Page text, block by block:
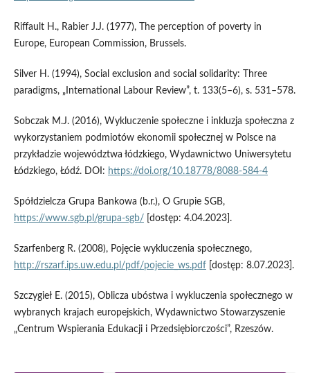
Riffault H., Rabier J.J. (1977), The perception of poverty in
Europe, European Commission, Brussels.
Silver H. (1994), Social exclusion and social solidarity: Three
paradigms, „International Labour Review”, t. 133(5–6), s. 531–578.
Sobczak M.J. (2016), Wykluczenie społeczne i inkluzja społeczna z
wykorzystaniem podmiotów ekonomii społecznej w Polsce na
przykładzie województwa łódzkiego, Wydawnictwo Uniwersytetu
Łódzkiego, Łódź. DOI: https://doi.org/10.18778/8088-584-4
Spółdzielcza Grupa Bankowa (b.r.), O Grupie SGB,
https://www.sgb.pl/grupa-sgb/ [dostęp: 4.04.2023].
Szarfenberg R. (2008), Pojęcie wykluczenia społecznego,
http://rszarf.ips.uw.edu.pl/pdf/pojecie_ws.pdf[dostęp: 8.07.2023].
Szczygieł E. (2015), Oblicza ubóstwa i wykluczenia społecznego w
wybranych krajach europejskich, Wydawnictwo Stowarzyszenie
„Centrum Wspierania Edukacji i Przedsiębiorczości”, Rzeszów.